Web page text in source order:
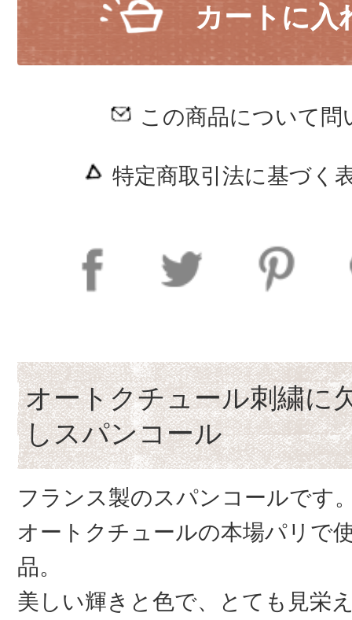
カートに入
この商品について問
特定商取引法に基づく
オートクチュール刺繍に
しスパンコール
フランス製のスパンコールです
オートクチュールの本場パリで
品。
美しい輝きと色で、とても見栄